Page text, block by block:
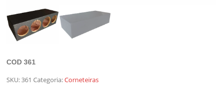
COD 361
SKU:361 Categoria:Corneteiras